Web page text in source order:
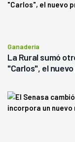
Ganadería
La Rural sumó
"Carlos", el